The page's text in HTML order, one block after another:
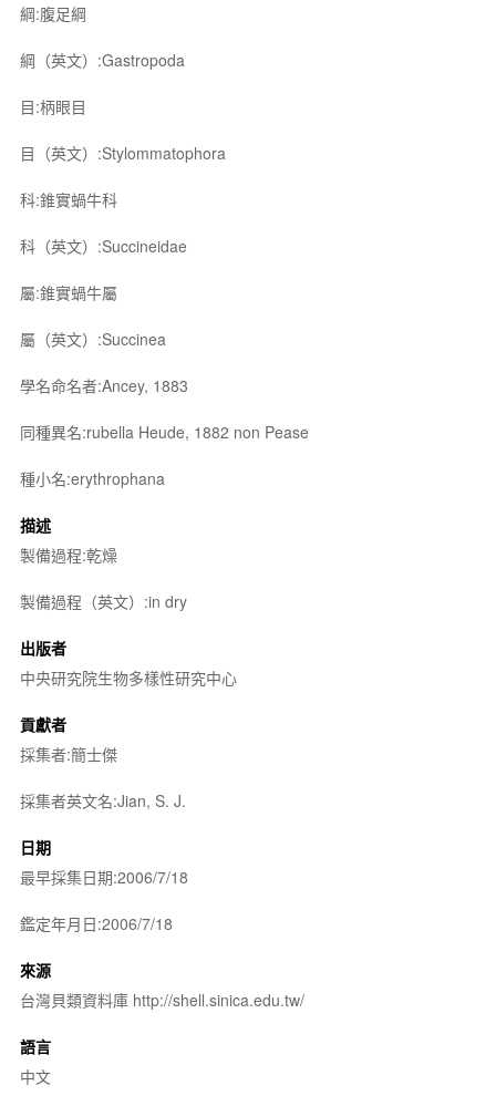
綱:腹足綱
綱（英文）:Gastropoda
目:柄眼目
目（英文）:Stylommatophora
科:錐實蝸牛科
科（英文）:Succineidae
屬:錐實蝸牛屬
屬（英文）:Succinea
學名命名者:Ancey, 1883
同種異名:rubella Heude, 1882 non Pease
種小名:erythrophana
描述
製備過程:乾燥
製備過程（英文）:in dry
出版者
中央研究院生物多樣性研究中心
貢獻者
採集者:簡士傑
採集者英文名:Jian, S. J.
日期
最早採集日期:2006/7/18
鑑定年月日:2006/7/18
來源
台灣貝類資料庫 http://shell.sinica.edu.tw/
語言
中文